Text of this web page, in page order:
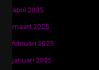
april 2025
maart 2025
februari 2025
januari 2025